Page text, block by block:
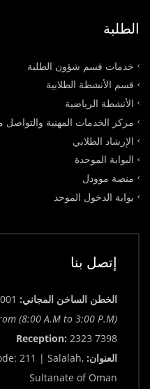
الطلبة
خدمات قسم شؤون الطلبة
قسم الأنشطة الطلابية
الأنشطة الرياضية
مركز الخدمات المهنية والتواصل
الإرشاد الطلابي
البوابة الموحدة
منصة موودل
بوابة الدخول الموحد
إتصل بنا
الخطن الساخن المجاني: 8001
(8:00 A.M to 3:00 P.M)
Reception: 2323 7398
العنوان: 211 | Salalah,
Sultanate of Oman